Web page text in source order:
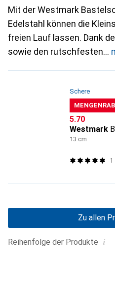
Mit der Westmark
Edelstahl können die
freien Lauf lassen. Dank
sowie den rutschfesten
Schere
CHF
5.70
Westmark
13 cm
1
Reihenfolge der Produkte i
Zu allen